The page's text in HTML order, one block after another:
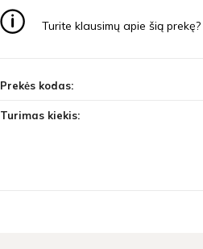
Turite klausimų apie šią prekę?
Prekės kodas:
Turimas kiekis: